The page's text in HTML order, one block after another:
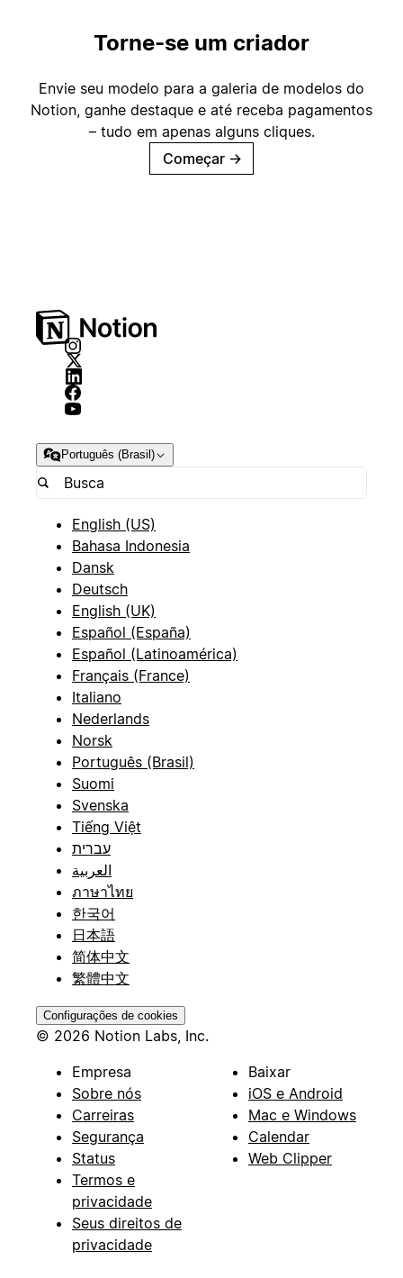
Torne-se um criador
Envie seu modelo para a galeria de modelos do
Notion, ganhe destaque e até receba pagamentos
– tudo em apenas alguns cliques.
Começar →
Português (Brasil)
English (US)
Bahasa Indonesia
Dansk
Deutsch
English (UK)
Español (España)
Español (Latinoamérica)
Français (France)
Italiano
Nederlands
Norsk
Português (Brasil)
Suomi
Svenska
Tiếng Việt
עברית
العربية
ภาษาไทย
한국어
日本語
简体中文
繁體中文
Configurações de cookies
© 2026 Notion Labs, Inc.
Empresa
Sobre nós
Carreiras
Segurança
Status
Termos e
privacidade
Seus direitos de
privacidade
Baixar
iOS e Android
Mac e Windows
Calendar
Web Clipper